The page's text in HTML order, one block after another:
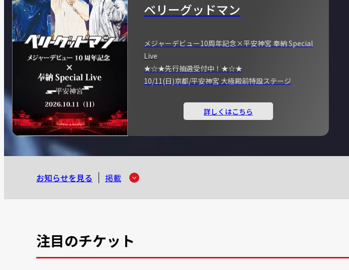
ベリーグッドマン
メジャーデビュー10周年記念×平安神宮 奉納 Special
Live
★☆★先行抽選受付中！★☆★
10/11(日)京都/平安神宮 大極殿前特設ステージ
詳しくはこちら
お知らせを見る 掲載
注目のチケット